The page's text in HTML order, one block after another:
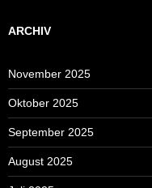
ARCHIV
November 2025
Oktober 2025
September 2025
August 2025